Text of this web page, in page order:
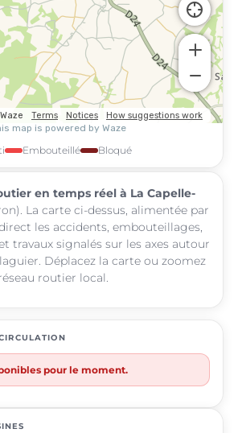
Embouteillé Bloqué
en temps réel à La Capelle-
La carte ci-dessus, alimentée par
les accidents, embouteillages,
travaux signalés sur les axes autour
Déplacez la carte ou zoomez
routier local.
pour le moment.